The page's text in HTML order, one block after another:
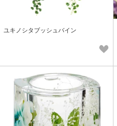
ユキノシタブッシュバイン